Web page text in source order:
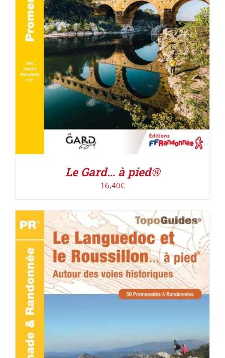
AJOUTER AU PANIER / DÉTAILS
Le Gard… à pied®
16,40€